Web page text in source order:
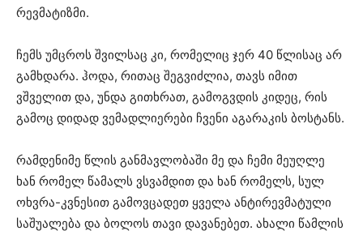
რევმატიზმი.
ჩემს უმცროს შვილსაც კი, რომელიც ჯერ 40 წლისაც არ
გამხდარა. ჰოდა, რითაც შეგვიძლია, თავს იმით
ვშველით და, უნდა გითხრათ, გამოგვდის კიდეც, რის
გამოც დიდად ვემადლიერები ჩვენი აგარაკის ბოსტანს.
რამდენიმე წლის განმავლობაში მე და ჩემი მეუღლე
ხან რომელ წამალს ვსვამდით და ხან რომელს, სულ
ოხვრა-კვნესით გამოვცადეთ ყველა ანტირევმატული
საშუალება და ბოლოს თავი დავანებეთ. ახალი წამლის